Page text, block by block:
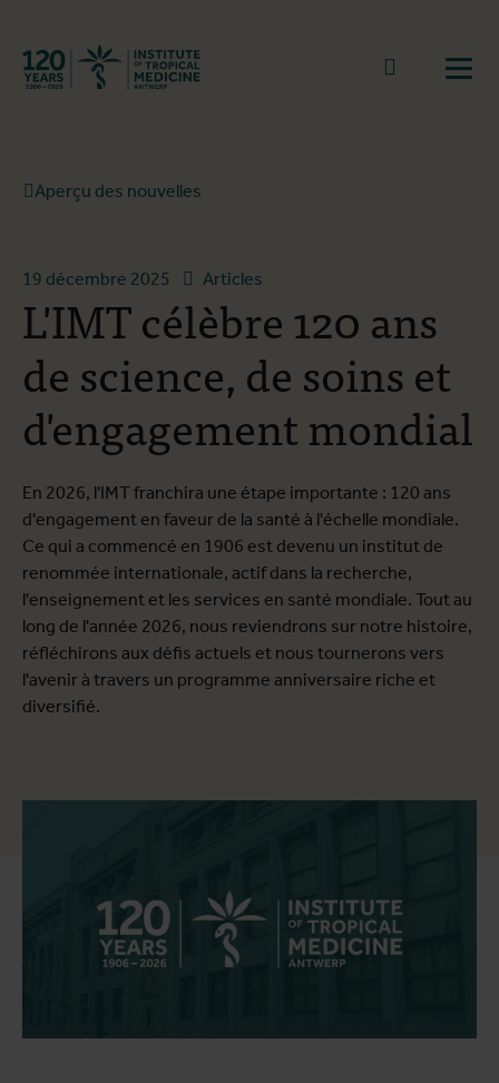
Retourner à la page d'accueil
go to
Aperçu des nouvelles
19 décembre 2025 Articles
L'IMT célèbre 120 ans
de science, de soins et
d'engagement mondial
En 2026, l'IMT franchira une étape importante : 120 ans
d'engagement en faveur de la santé à l'échelle mondiale.
Ce qui a commencé en 1906 est devenu un institut de
renommée internationale, actif dans la recherche,
l'enseignement et les services en santé mondiale. Tout au
long de l'année 2026, nous reviendrons sur notre histoire,
réfléchirons aux défis actuels et nous tournerons vers
l'avenir à travers un programme anniversaire riche et
diversifié.